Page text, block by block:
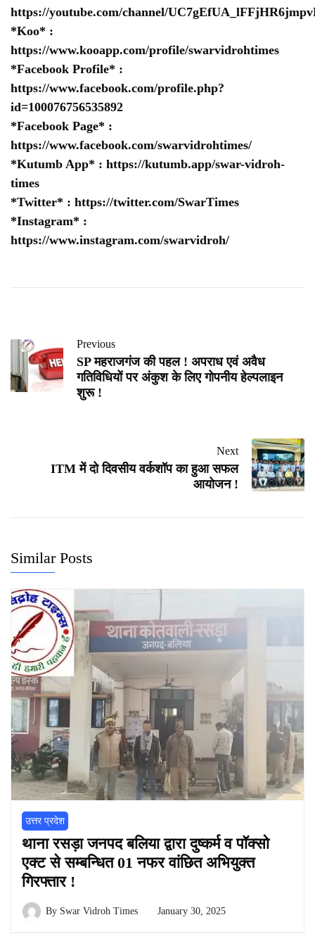
https://youtube.com/channel/
*Koo* :
https://www.kooapp.com/profile/swarvidrohtimes
*Facebook Profile* :
https://www.facebook.com/profile.php?
id=100076756535892
*Facebook Page* :
https://www.facebook.com/swarvidrohtimes/
*Kutumb App* : https://kutumb.app/swar-vidroh-
times
*Twitter* : https://twitter.com/SwarTimes
*Instagram* :
https://www.instagram.com/swarvidroh/
Previous
SP महराजगंज की पहल ! अपराध एवं अवैध
गतिविधियों पर अंकुश के लिए गोपनीय हेल्पलाइन
शुरू !
Next
ITM में दो दिवसीय वर्कशॉप का हुआ सफल
आयोजन !
Similar Posts
उत्तर प्रदेश
थाना रसड़ा जनपद बलिया द्वारा दुष्कर्म व पॉक्सो
एक्ट से सम्बन्धित 01 नफर वांछित अभियुक्त
गिरफ्तार !
By Swar Vidroh Times January 30, 2025